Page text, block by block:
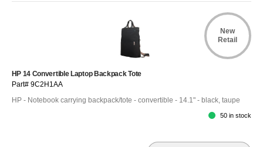
New
Retail
HP 14 Convertible Laptop Backpack Tote
Part# 9C2H1AA
HP - Notebook carrying backpack/tote - convertible - 14.1" - black, taupe
50 in stock